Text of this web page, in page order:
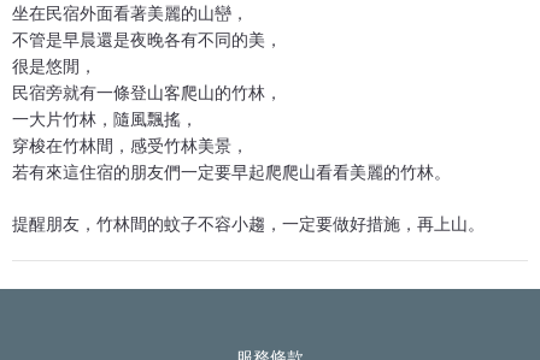
坐在民宿外面看著美麗的山巒，
不管是早晨還是夜晚各有不同的美，
很是悠閒，
民宿旁就有一條登山客爬山的竹林，
一大片竹林，隨風飄搖，
穿梭在竹林間，感受竹林美景，
若有來這住宿的朋友們一定要早起爬爬山看看美麗的竹林。
提醒朋友，竹林間的蚊子不容小趨，一定要做好措施，再上山。